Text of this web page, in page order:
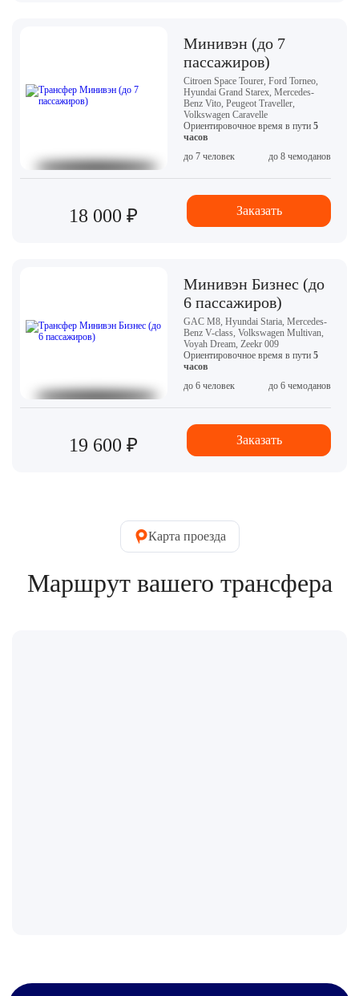
Минивэн (до 7
пассажиров)
Citroen Space Tourer, Ford Torneo,
Hyundai Grand Starex, Mercedes-
Benz Vito, Peugeot Traveller,
Volkswagen Caravelle
Ориентировочное время в пути 5
часов
до 7 человек
до 8 чемоданов
18 000 ₽ Заказать
Минивэн Бизнес (до
6 пассажиров)
GAC M8, Hyundai Staria, Mercedes-
Benz V-class, Volkswagen Multivan,
Voyah Dream, Zeekr 009
Ориентировочное время в пути 5
часов
до 6 человек
до 6 чемоданов
19 600 ₽ Заказать
Карта проезда
Маршрут вашего трансфера